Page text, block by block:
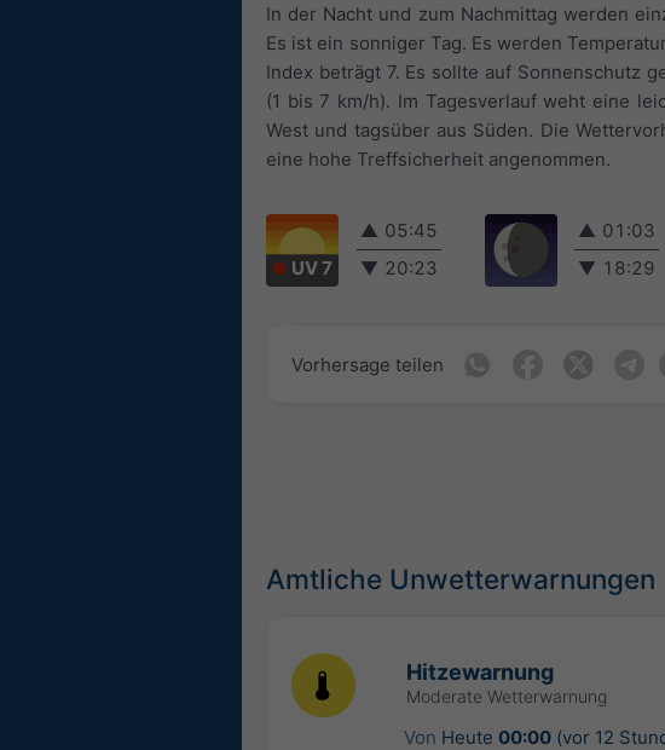
In der Nacht und zum Nachmittag werden
Es ist ein sonniger Tag. Es werden
Index beträgt 7. Es sollte auf Sonnenschutz
(1 bis 7 km/h). Im Tagesverlauf weht eine
West und tagsüber aus Süden. Die
eine hohe Treffsicherheit angenommen.
UV 7
▲ 05:45
▼ 20:23
▲ 01:03
▼ 18:29
Vorhersage teilen
Amtliche Unwetterwarnungen
Hitzewarnung
Moderate Wetterwarnung
Von Heute 00:00(vor 12